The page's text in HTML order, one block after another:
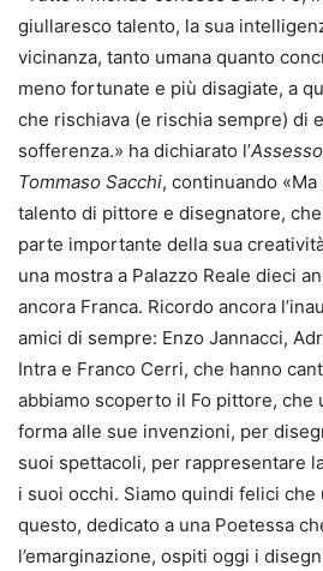
giullaresco talento, la sua
vicinanza, tanto umana quanto
meno fortunate e più disagiate, a
che rischiava (e rischia sempre) di
sofferenza.» ha dichiarato l’
Tommaso Sacchi, continuando
talento di pittore e disegnatore,
parte importante della sua
una mostra a Palazzo Reale dieci
ancora Franca. Ricordo ancora
amici di sempre: Enzo Jannacci,
Intra e Franco Cerri, che hanno
abbiamo scoperto il Fo pittore, che
forma alle sue invenzioni, per
suoi spettacoli, per rappresentare
i suoi occhi. Siamo quindi felici che
questo, dedicato a una Poetessa
l’emarginazione, ospiti oggi i